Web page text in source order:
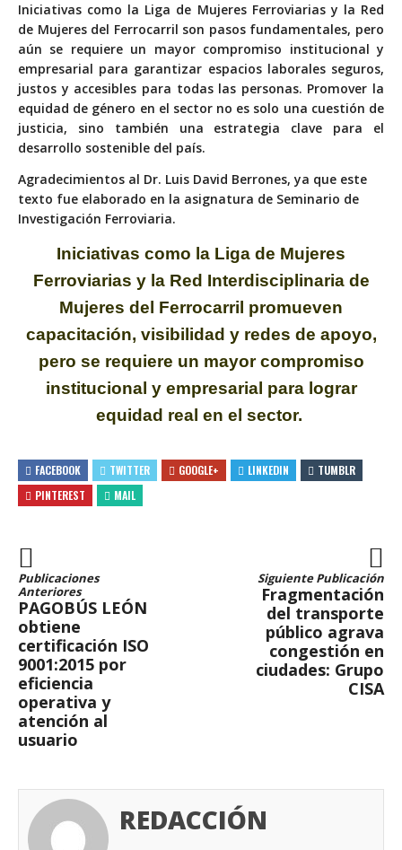
Iniciativas como la Liga de Mujeres Ferroviarias y la Red
de Mujeres del Ferrocarril son pasos fundamentales, pero
aún se requiere un mayor compromiso institucional y
empresarial para garantizar espacios laborales seguros,
justos y accesibles para todas las personas. Promover la
equidad de género en el sector no es solo una cuestión de
justicia, sino también una estrategia clave para el
desarrollo sostenible del país.
Agradecimientos al Dr. Luis David Berrones, ya que este
texto fue elaborado en la asignatura de Seminario de
Investigación Ferroviaria.
Iniciativas como la Liga de Mujeres
Ferroviarias y la Red Interdisciplinaria de
Mujeres del Ferrocarril promueven
capacitación, visibilidad y redes de apoyo,
pero se requiere un mayor compromiso
institucional y empresarial para lograr
equidad real en el sector.
FACEBOOK TWITTER GOOGLE+ LINKEDIN
TUMBLR
PINTEREST
MAIL
Publicaciones
Anteriores
PAGOBÚS LEÓN
obtiene
certificación ISO
9001:2015 por
eficiencia
operativa y
atención al
usuario
Siguiente Publicación
Fragmentación
del transporte
público agrava
congestión en
ciudades: Grupo
CISA
REDACCIÓN